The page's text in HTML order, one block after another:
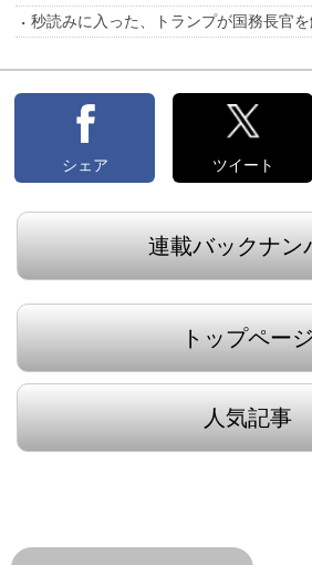
秒読みに入った、トランプが国務長官
シェア ツイート
連載バックナン
トップページ
人気記事